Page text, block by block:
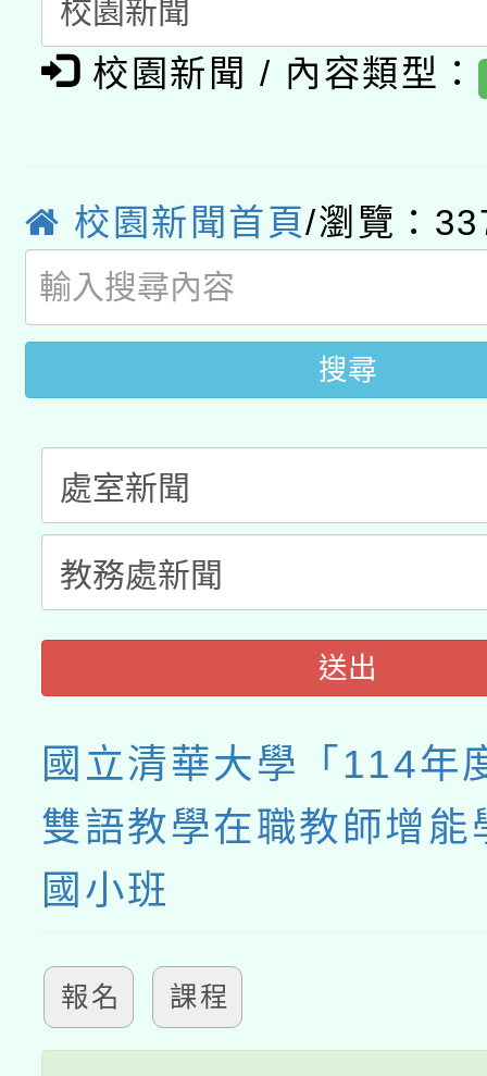
礎課程
A3數位素養講師名單
「數位內容與教學軟
薪期間赴陸應申請許可
業技術研究院辦理「
用水績優單位及節水達
115年8月22日(星期六
桃園市孔廟祈福系列
開 智慧啟航」
2026年桃園地景藝術
校園新聞 / 內容類型：
校園新聞首頁/瀏覽：
搜尋
送出
國立清華大學「114年
雙語教學在職教師增能
國小班
報名 課程